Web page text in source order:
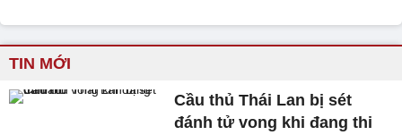
TIN MỚI
Cầu thủ Thái Lan bị sét
đánh tử vong khi đang thi